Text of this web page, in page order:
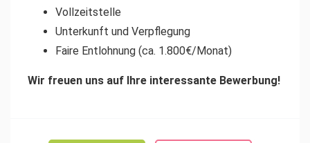
Vollzeitstelle
Unterkunft und Verpflegung
Faire Entlohnung (ca. 1.800€/Monat)
Wir freuen uns auf Ihre interessante Bewerbung!